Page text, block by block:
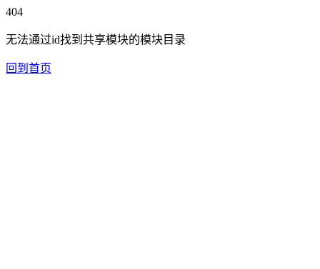
404
无法通过id找到共享模块的模块目录
回到首页